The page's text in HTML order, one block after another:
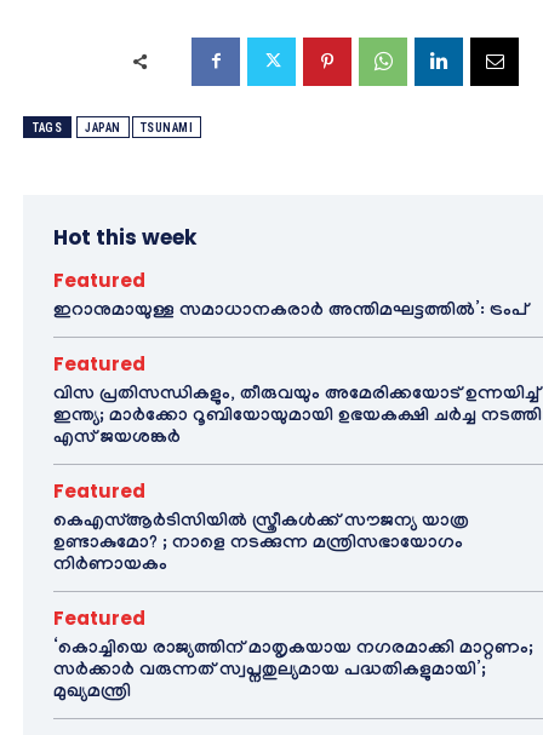
TAGS JAPAN TSUNAMI
Hot this week
Featured
ഇറാനുമായുള്ള സമാധാനകരാർ അന്തിമഘട്ടത്തിൽ‌’: ട്രംപ്
Featured
വിസ പ്രതിസന്ധികളും, തീരുവയും അമേരിക്കയോട് ഉന്നയിച്ച്
ഇന്ത്യ; മാർക്കോ റൂബിയോയുമായി ഉഭയകക്ഷി ചർച്ച നടത്തി
എസ് ജയശങ്കർ
Featured
കെഎസ്ആർടിസിയിൽ സ്ത്രീകൾക്ക് സൗജന്യ യാത്ര
ഉണ്ടാകുമോ? ; നാളെ നടക്കുന്ന മന്ത്രിസഭായോഗം
നിർണായകം
Featured
‘കൊച്ചിയെ രാജ്യത്തിന് മാതൃകയായ നഗരമാക്കി മാറ്റണം;
സർക്കാർ വരുന്നത് സ്വപ്നതുല്യമായ പദ്ധതികളുമായി’;
മുഖ്യമന്ത്രി